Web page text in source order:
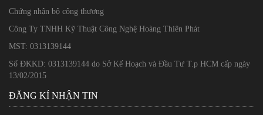
Chứng nhận bộ công thương
Công Ty TNHH Kỹ Thuật Công Nghệ Hoàng Thiên Phát
MST: 0313139144
Số ĐKKD: 0313139144 do Sở Kế Hoạch và Đầu Tư T.p HCM cấp ngày
13/02/2015
ĐĂNG KÍ NHẬN TIN